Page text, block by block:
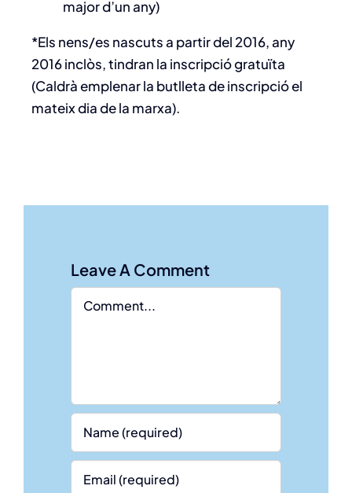
major d’un any)
*Els nens/es nascuts a partir del 2016, any
2016 inclòs, tindran la inscripció gratuïta
(Caldrà emplenar la butlleta de inscripció el
mateix dia de la marxa).
Leave A Comment
Comment